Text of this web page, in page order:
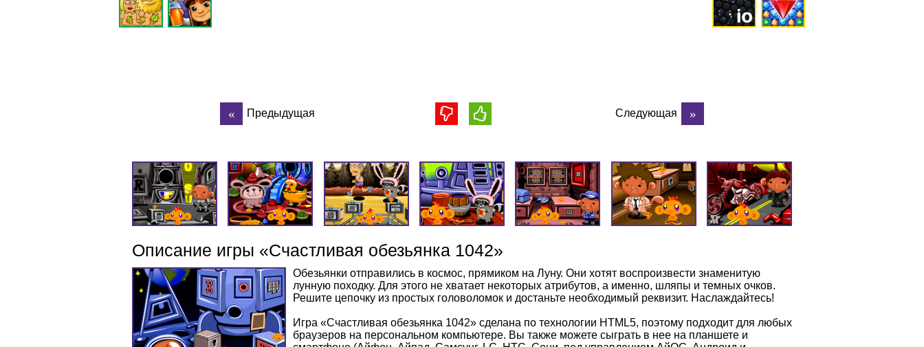
Предыдущая Следующая
Описание игры «Счастливая обезьянка 1042»
Обезьянки отправились в космос, прямиком на Луну. Они хотят воспроизвести знаменитую
лунную походку. Для этого не хватает некоторых атрибутов, а именно, шляпы и темных очков.
Решите цепочку из простых головоломок и достаньте необходимый реквизит. Наслаждайтесь!
Игра «Счастливая обезьянка 1042» сделана по технологии HTML5, поэтому подходит для любых
браузеров на персональном компьютере. Вы также можете сыграть в нее на планшете и